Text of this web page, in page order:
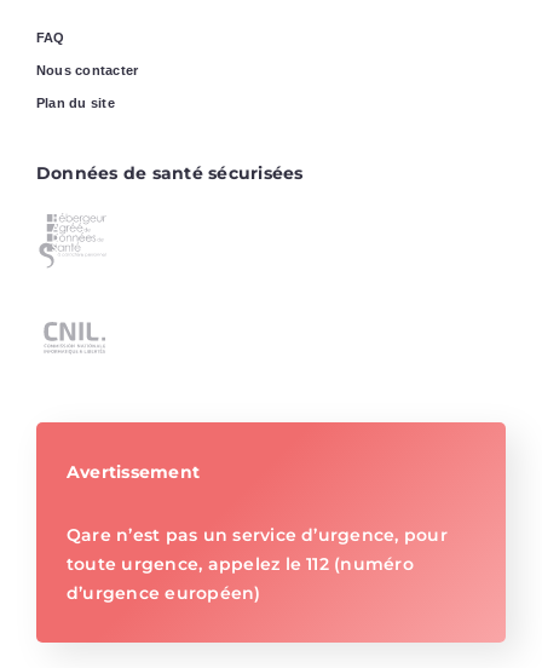
FAQ
Nous contacter
Plan du site
Données de santé sécurisées
Avertissement
Qare n’est pas un service d’urgence, pour
toute urgence, appelez le 112 (numéro
d’urgence européen)